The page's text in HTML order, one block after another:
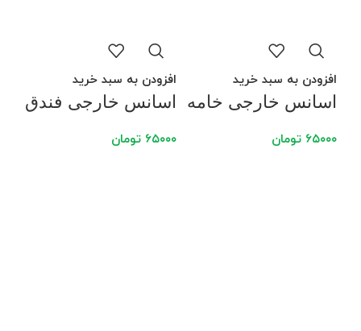
افزودن به سبد خرید
اسانس خارجی خامه
۶۵۰۰۰ تومان
افزودن به سبد خرید
اسانس خارجی فندق
۶۵۰۰۰ تومان